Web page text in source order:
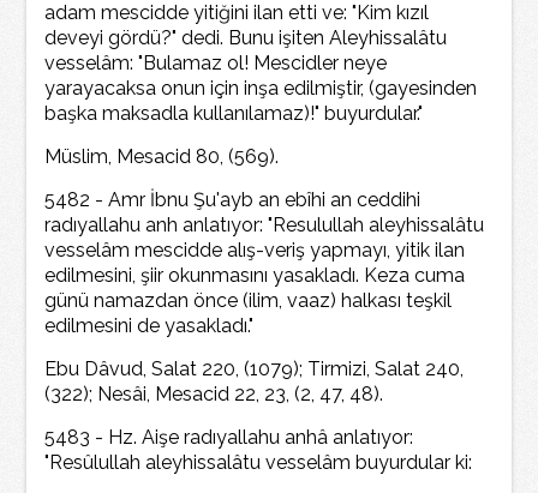
adam mescidde yitiğini ilan etti ve: "Kim kızıl
deveyi gördü?" dedi. Bunu işiten Aleyhissalâtu
vesselâm: "Bulamaz ol! Mescidler neye
yarayacaksa onun için inşa edilmiştir, (gayesinden
başka maksadla kullanılamaz)!" buyurdular."
Müslim, Mesacid 80, (569).
5482 - Amr İbnu Şu'ayb an ebîhi an ceddihi
radıyallahu anh anlatıyor: "Resulullah aleyhissalâtu
vesselâm mescidde alış-veriş yapmayı, yitik ilan
edilmesini, şiir okunmasını yasakladı. Keza cuma
günü namazdan önce (ilim, vaaz) halkası teşkil
edilmesini de yasakladı."
Ebu Dâvud, Salat 220, (1079); Tirmizi, Salat 240,
(322); Nesâi, Mesacid 22, 23, (2, 47, 48).
5483 - Hz. Aişe radıyallahu anhâ anlatıyor:
"Resûlullah aleyhissalâtu vesselâm buyurdular ki: